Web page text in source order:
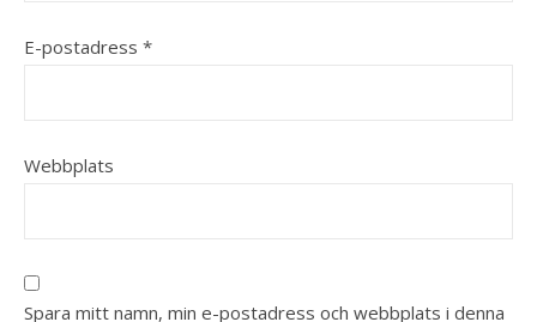
E-postadress *
Webbplats
Spara mitt namn, min e-postadress och webbplats i denna